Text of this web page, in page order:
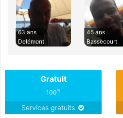
63 ans
Delémont
45 ans
Bassecourt
Gratuit
100%
Services gratuits